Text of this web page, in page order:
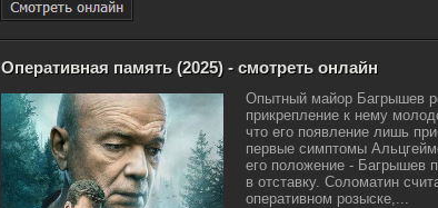
Оперативная память (2025) - смотреть онлайн
Опытный майор Багрышев
прикрепление к нему
что его появление лишь
первые симптомы
его положение - Багрышев
в отставку. Соломатин
оперативном розыске,...